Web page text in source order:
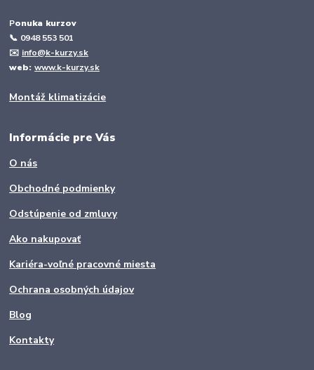
Ponuka kurzov
📞 0948 553 501
✉️ info@k-kurzy.sk
web:www.k-kurzy.sk
Montáž klimatizácie
Informácie pre Vás
O nás
Obchodné podmienky
Odstúpenie od zmluvy
Ako nakupovať
Kariéra-voľné pracovné miesta
Ochrana osobných údajov
Blog
Kontakty